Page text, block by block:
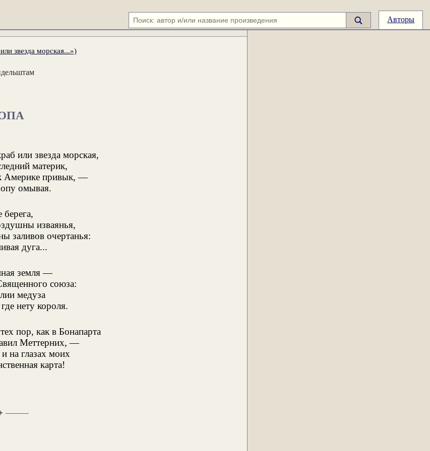
Авторы
звезда морская...»)
или звезда морская,
материк,
Америке привык, —
омывая.
изваянья,
заливов очертанья:
дуга...
земля —
союза:
медуза
нету короля.
пор, как в Бонапарта
Меттерних, —
на глазах моих
карта!